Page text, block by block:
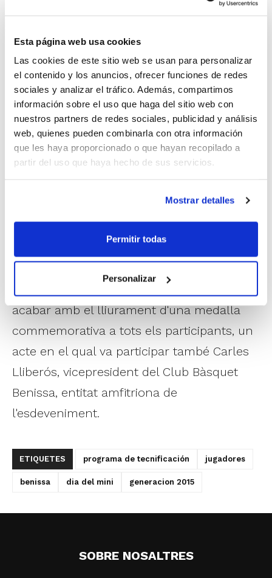
Esta página web usa cookies
Las cookies de este sitio web se usan para personalizar
el contenido y los anuncios, ofrecer funciones de redes
sociales y analizar el tráfico. Además, compartimos
información sobre el uso que haga del sitio web con
nuestros partners de redes sociales, publicidad y análisis
web, quienes pueden combinarla con otra información
que les haya proporcionado o que hayan recopilado a
partir del uso que haya hecho de sus servicios.
Mostrar detalles
Permitir todas
Personalizar
acabar amb el lliurament d'una medalla
commemorativa a tots els participants, un
acte en el qual va participar també Carles
Lliberós, vicepresident del Club Bàsquet
Benissa, entitat amfitriona de
l'esdeveniment.
ETIQUETES programa de tecnificación jugadores
benissa dia del mini generacion 2015
SOBRE NOSALTRES